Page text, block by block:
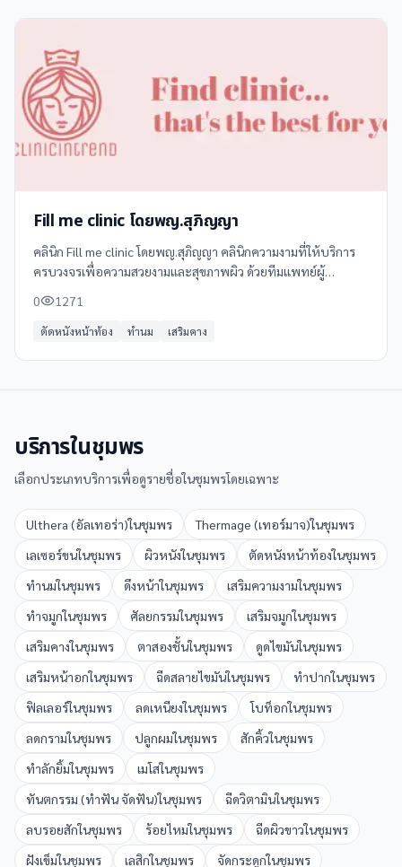
Fill me clinic โดยพญ.สุภิญญา
คลินิก Fill me clinic โดยพญ.สุภิญญา คลินิกความงามที่ให้บริการ
ครบวงจรเพื่อความสวยงามและสุขภาพผิว ด้วยทีมแพทย์ผู้
ทุกความต้องการ **บริการที่คลินิก
0 1271
ตัดหนังหน้าท้อง ทำนม เสริมคาง
บริการในชุมพร
เลือกประเภทบริการเพื่อดูรายชื่อในชุมพรโดยเฉพาะ
Ulthera (อัลเทอร่า)ในชุมพร Thermage (เทอร์มาจ)ในชุมพร
เลเซอร์ขนในชุมพร ผิวหนังในชุมพร ตัดหนังหน้าท้องในชุมพร
ทำนมในชุมพร ดึงหน้าในชุมพร เสริมความงามในชุมพร
ทำจมูกในชุมพร ศัลยกรรมในชุมพร เสริมจมูกในชุมพร
เสริมคางในชุมพร ตาสองชั้นในชุมพร ดูดไขมันในชุมพร
เสริมหน้าอกในชุมพร ฉีดสลายไขมันในชุมพร ทำปากในชุมพร
ฟิลเลอร์ในชุมพร ลดเหนียงในชุมพร โบท็อกในชุมพร
ลดกรามในชุมพร ปลูกผมในชุมพร สักคิ้วในชุมพร
ทำลักยิ้มในชุมพร เมโสในชุมพร
ทันตกรรม (ทำฟัน จัดฟัน)ในชุมพร ฉีดวิตามินในชุมพร
ลบรอยสักในชุมพร ร้อยไหมในชุมพร ฉีดผิวขาวในชุมพร
ฝังเข็มในชุมพร เลสิกในชุมพร จัดกระดูกในชุมพร